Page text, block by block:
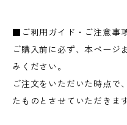
■ご利用ガイド・ご注意事
ご購入前に必ず、本ページ
みください。
ご注文をいただいた時点で
たものとさせていただきます